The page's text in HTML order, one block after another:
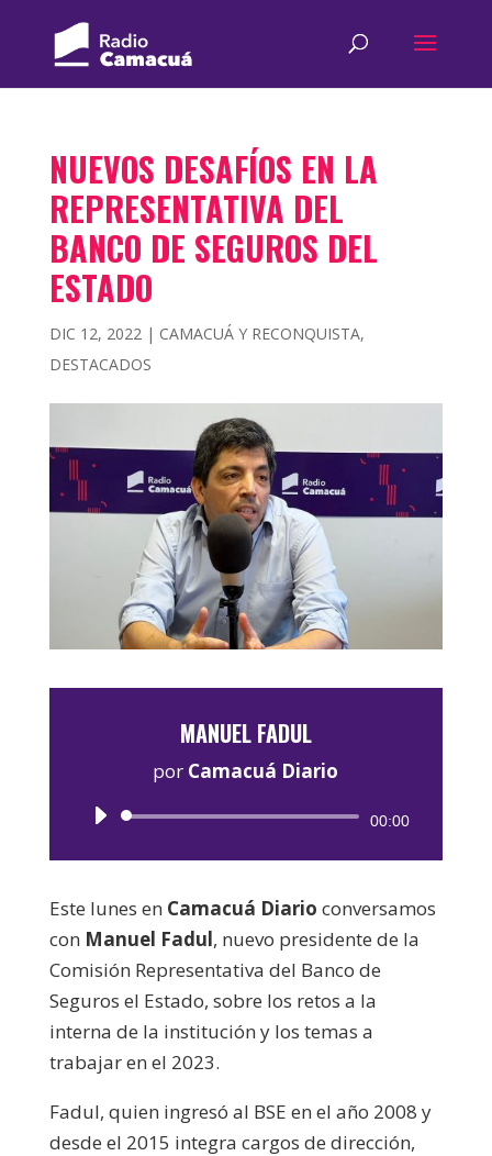
NUEVOS DESAFÍOS EN LA
REPRESENTATIVA DEL
BANCO DE SEGUROS DEL
ESTADO
DIC 12, 2022| CAMACUÁ Y RECONQUISTA,
DESTACADOS
MANUEL FADUL
por Camacuá Diario
Reproductor
00:00
Este lunes en Camacuá Diario conversamos
con Manuel Fadul, nuevo presidente de la
Comisión Representativa del Banco de
Seguros el Estado, sobre los retos a la
interna de la institución y los temas a
trabajar en el 2023.
Fadul, quien ingresó al BSE en el año 2008 y
desde el 2015 integra cargos de dirección,